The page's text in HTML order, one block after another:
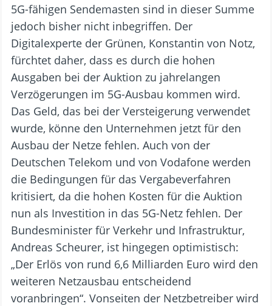
5G-fähigen Sendemasten sind in dieser Summe
jedoch bisher nicht inbegriffen. Der
Digitalexperte der Grünen, Konstantin von Notz,
fürchtet daher, dass es durch die hohen
Ausgaben bei der Auktion zu jahrelangen
Verzögerungen im 5G-Ausbau kommen wird.
Das Geld, das bei der Versteigerung verwendet
wurde, könne den Unternehmen jetzt für den
Ausbau der Netze fehlen. Auch von der
Deutschen Telekom und von Vodafone werden
die Bedingungen für das Vergabeverfahren
kritisiert, da die hohen Kosten für die Auktion
nun als Investition in das 5G-Netz fehlen. Der
Bundesminister für Verkehr und Infrastruktur,
Andreas Scheurer, ist hingegen optimistisch:
„Der Erlös von rund 6,6 Milliarden Euro wird den
weiteren Netzausbau entscheidend
voranbringen“. Vonseiten der Netzbetreiber wird